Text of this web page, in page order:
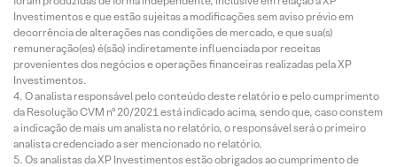
Investimentos e que estão sujeitas a modificações sem aviso prévio em
decorrência de alterações nas condições de mercado, e que sua(s)
remuneração(es) é(são) indiretamente influenciada por receitas
provenientes dos negócios e operações financeiras realizadas pela XP
Investimentos.
O analista responsável pelo conteúdo deste relatório e pelo cumprimento
da Resolução CVM nº 20/2021 está indicado acima, sendo que, caso constem
a indicação de mais um analista no relatório, o responsável será o primeiro
analista credenciado a ser mencionado no relatório.
Os analistas da XP Investimentos estão obrigados ao cumprimento de